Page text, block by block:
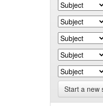
Start a new